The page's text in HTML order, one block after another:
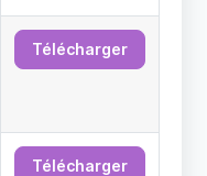
Télécharger
Télécharger